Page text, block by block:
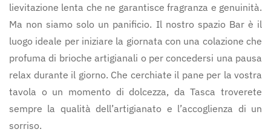
lievitazione lenta che ne garantisce fragranza e genuinità.
Ma non siamo solo un panificio. Il nostro spazio Bar è il
luogo ideale per iniziare la giornata con una colazione che
profuma di brioche artigianali o per concedersi una pausa
relax durante il giorno. Che cerchiate il pane per la vostra
tavola o un momento di dolcezza, da Tasca troverete
sempre la qualità dell’artigianato e l’accoglienza di un
sorriso.